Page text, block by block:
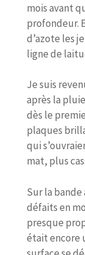
mois avant
profondeur.
d’azote les
ligne de
Je suis
après la
dès le
plaques
qui
mat, plus
Sur la
défaits en
presque
était encore